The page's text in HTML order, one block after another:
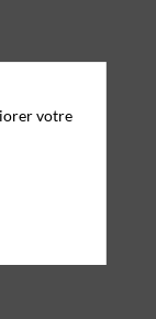
votre